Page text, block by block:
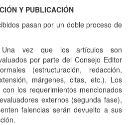
Y PUBLICACIÓN
pasan por un doble proceso de
vez que los artículos son
por parte del Consejo Editor
(estructuración, redacción,
márgenes, citas, etc.). Los
los requerimientos mencionados
externos (segunda fase),
falencias serán devuelto a sus